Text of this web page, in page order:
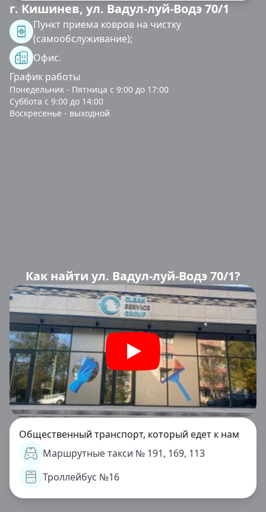
г. Кишинев, ул. Вадул-луй-Водэ 70/1
Пункт приема ковров на чистку
(самообслуживание);
Офис.
График работы
Понедельник - Пятница с 9:00 до 17:00
Суббота с 9:00 до 14:00
Воскресенье - выходной
Как найти ул. Вадул-луй-Водэ 70/1?
Общественный транспорт, который едет к нам
Маршрутные такси № 191, 169, 113
Троллейбус №16